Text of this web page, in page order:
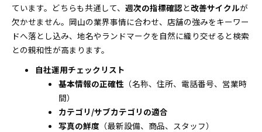
ています。どちらも共通して、 週次の指標確認と改善サイクルが
欠かせません。岡山の業界事情に合わせ、店舗の強みをキーワー
ドへ落とし込み、地名やランドマークを自然に織り交ぜると検索
との親和性が高まります。
自社運用チェックリスト
基本情報の正確性 （名称、住所、電話番号、営業時
間）
カテゴリ/サブカテゴリの適合
写真の鮮度 （最新設備、商品、スタッフ）